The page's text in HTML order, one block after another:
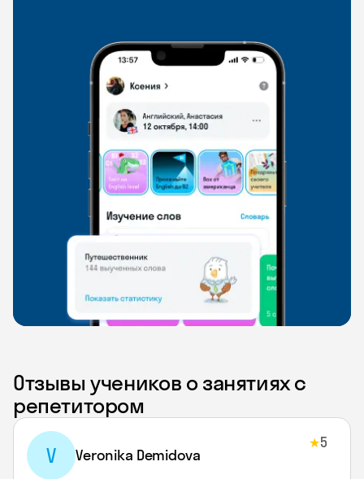
Отзывы учеников о занятиях с
репетитором
V Veronika Demidova
★5